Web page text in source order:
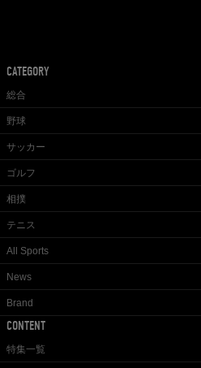
CATEGORY
総合
野球
サッカー
ゴルフ
相撲
テニス
All Sports
News
Brand
CONTENT
特集一覧